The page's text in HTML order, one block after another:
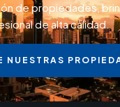
de propiedades,
de alta calidad.
NUESTRAS